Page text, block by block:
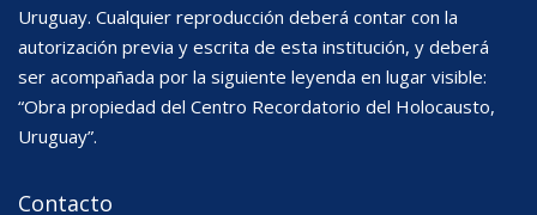
Uruguay. Cualquier reproducción deberá contar con la
autorización previa y escrita de esta institución, y deberá
ser acompañada por la siguiente leyenda en lugar visible:
“Obra propiedad del Centro Recordatorio del Holocausto,
Uruguay”.
Contacto